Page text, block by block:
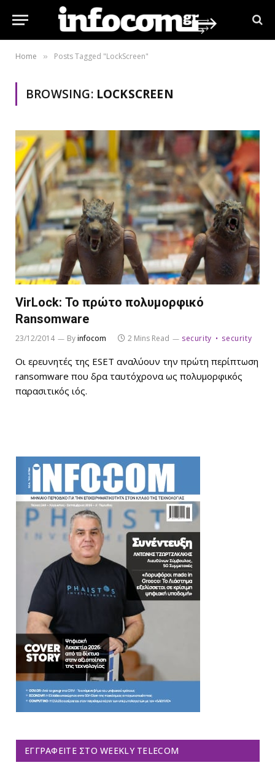
Home » Posts Tagged "LockScreen"
BROWSING: LOCKSCREEN
VirLock: Το πρώτο πολυμορφικό
Ransomware
23/12/2014 Byinfocom 2 Mins Read security security
Οι ερευνητές της ESET αναλύουν την πρώτη περίπτωση
ransomware που δρα ταυτόχρονα ως πολυμορφικός
παρασιτικός ιός.
ΕΓΓΡΑΦΕΊΤΕ ΣΤΟ WEEKLY TELECOM